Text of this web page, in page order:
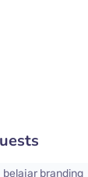
belajar branding